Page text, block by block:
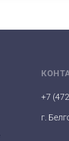
+7
г.